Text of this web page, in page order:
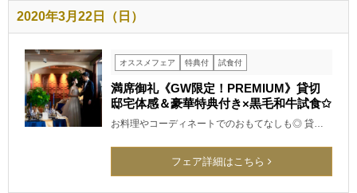
2020年3月22日（日）
オススメフェア 特典付 試食付
満席御礼《GW限定！PREMIUM》貸切
邸宅体感＆豪華特典付き×黒毛和牛試食✩
お料理やコーディネートでのおもてなしも◎ 貸…
フェア詳細はこちら